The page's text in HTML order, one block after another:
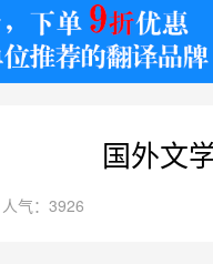
译
国外文
气：3926